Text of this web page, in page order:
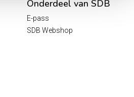
Onderdeel van SDB
E-pass
SDB Webshop